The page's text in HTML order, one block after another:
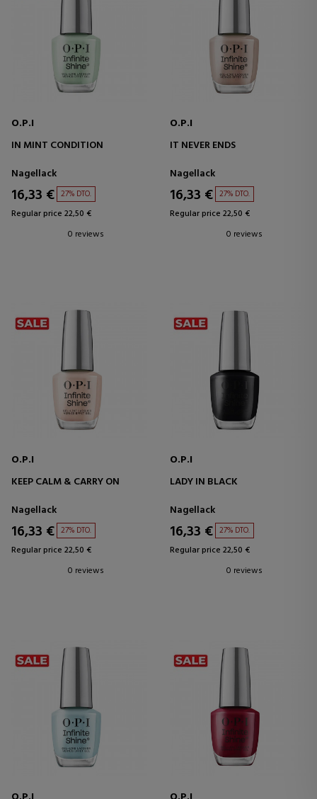
O.P.I
IN MINT CONDITION
Nagellack
16,33 € 27% DTO.
Regular price 22,50 €
0 reviews
O.P.I
IT NEVER ENDS
Nagellack
16,33 € 27% DTO.
Regular price 22,50 €
0 reviews
O.P.I
KEEP CALM & CARRY ON
Nagellack
16,33 € 27% DTO.
Regular price 22,50 €
0 reviews
O.P.I
LADY IN BLACK
Nagellack
16,33 € 27% DTO.
Regular price 22,50 €
0 reviews